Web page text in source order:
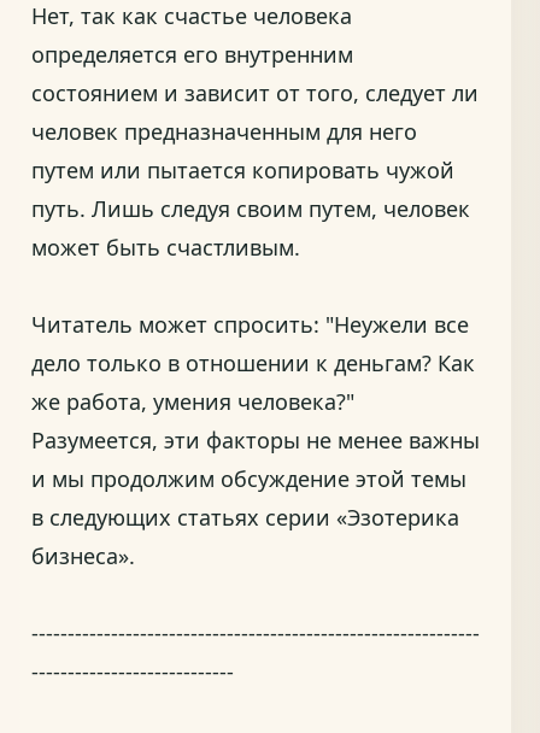
Нет, так как счастье человека
определяется его внутренним
состоянием и зависит от того, следует ли
человек предназначенным для него
путем или пытается копировать чужой
путь. Лишь следуя своим путем, человек
может быть счастливым.
Читатель может спросить: "Неужели все
дело только в отношении к деньгам? Как
же работа, умения человека?"
Разумеется, эти факторы не менее важны
и мы продолжим обсуждение этой темы
в следующих статьях серии «Эзотерика
бизнеса».
--------------------------------------------------------------
----------------------------